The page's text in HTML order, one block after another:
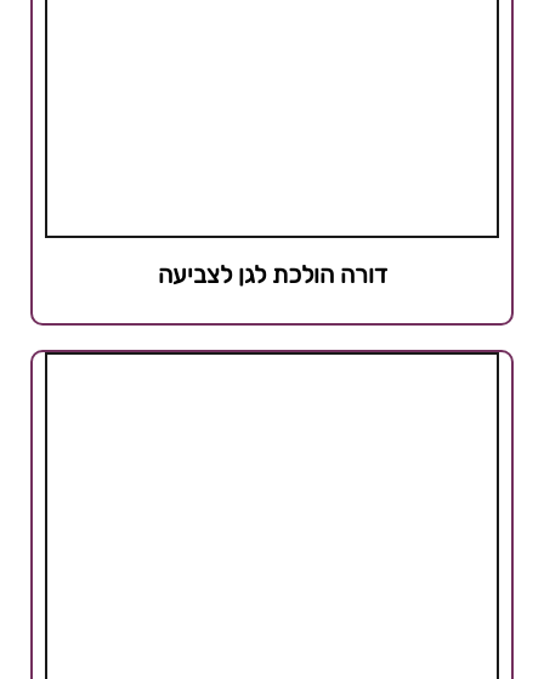
דורה הולכת לגן לצביעה